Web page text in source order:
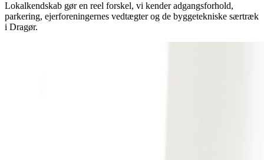
Lokalkendskab gør en reel forskel, vi kender adgangsforhold,
parkering, ejerforeningernes vedtægter og de byggetekniske særtræk
i Dragør.